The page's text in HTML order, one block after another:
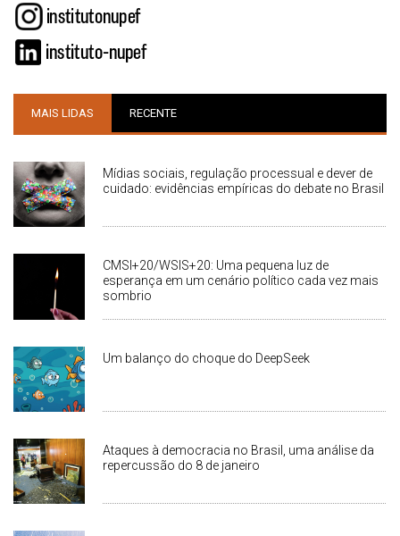
MAIS LIDAS RECENTE
Mídias sociais, regulação processual e dever de
cuidado: evidências empíricas do debate no Brasil
CMSI+20/WSIS+20: Uma pequena luz de
esperança em um cenário político cada vez mais
sombrio
Um balanço do choque do DeepSeek
Ataques à democracia no Brasil, uma análise da
repercussão do 8 de janeiro